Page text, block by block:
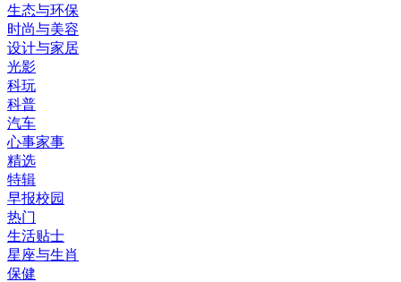
生态与环保
时尚与美容
设计与家居
光影
科玩
科普
汽车
心事家事
精选
特辑
早报校园
热门
生活贴士
星座与生肖
保健